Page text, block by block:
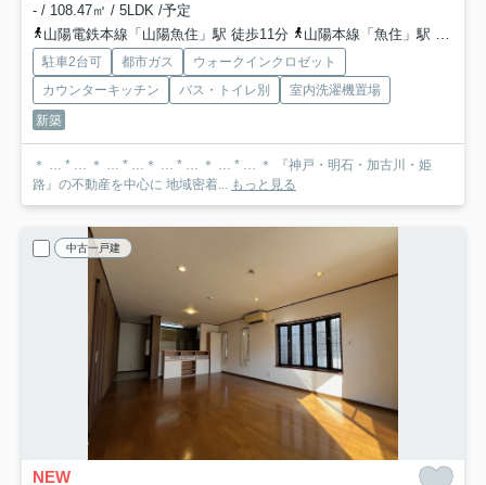
- / 108.47㎡ / 5LDK /予定
山陽電鉄本線「山陽魚住」駅 徒歩11分
山陽本線「魚住」駅 徒歩17分
駐車2台可 都市ガス
ウォークインクロゼット
カウンターキッチン
バス・トイレ別
室内洗濯機置場
新築
＊ … * … ＊ … * …＊ … * … ＊ … * … ＊ 『神戸・明石・加古川・姫
路』の不動産を中心に 地域密着... もっと見る
中古一戸建
NEW